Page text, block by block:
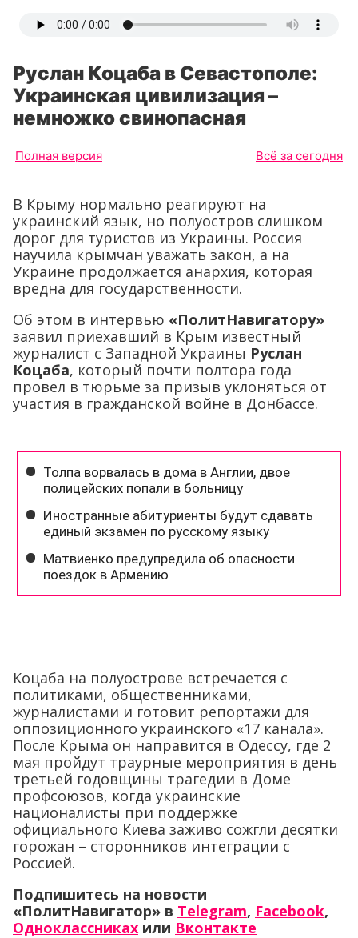
Руслан Коцаба в Севастополе:
Украинская цивилизация –
немножко свинопасная
Полная версия Всё за сегодня
В Крыму нормально реагируют на
украинский язык, но полуостров слишком
дорог для туристов из Украины. Россия
научила крымчан уважать закон, а на
Украине продолжается анархия, которая
вредна для государственности.
Об этом в интервью «ПолитНавигатору»
заявил приехавший в Крым известный
журналист с Западной Украины Руслан
Коцаба, который почти полтора года
провел в тюрьме за призыв уклоняться от
участия в гражданской войне в Донбассе.
Коцаба на полуострове встречается с
политиками, общественниками,
журналистами и готовит репортажи для
оппозиционного украинского «17 канала».
После Крыма он направится в Одессу, где 2
мая пройдут траурные мероприятия в день
третьей годовщины трагедии в Доме
профсоюзов, когда украинские
националисты при поддержке
официального Киева заживо сожгли десятки
горожан – сторонников интеграции с
Россией.
Подпишитесь на новости
«ПолитНавигатор» в Telegram, Facebook,
Одноклассниках или Вконтакте